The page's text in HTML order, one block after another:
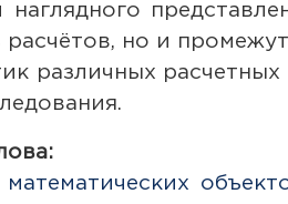
наглядного
расчётов, но и
различных
математических